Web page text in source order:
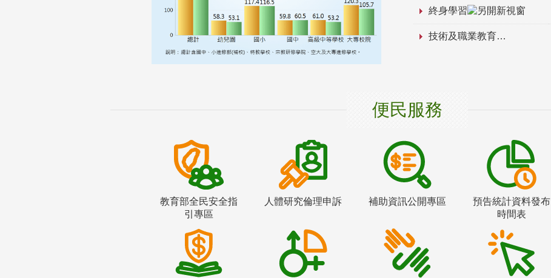
終身學習
技術及職業教育
便民服務
教育部全民安全指
引專區
人體研究倫理申訴 補助資訊公開專區
預告統計資料發布
時間表